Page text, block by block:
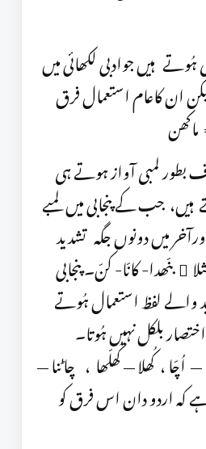
ہُوتے ہیں جوادبی لکھائی میں
ان کاعام استعمال فرق
بطور لمبی آواز ہوتے ہی
ہیں، جب کے پنجابی میں لمبے
میں دونوں جگہ تشدید
بنّھدا- کانّا- کنّ۔ پنجابی
والے لفظ استعمال ہُوتے
اختصار بلکل نہیں ہُوتا۔
اُچّا ، کُھلا — کُھلّھا ، چاٹنا —
کہ اردو دان اس فرق کو